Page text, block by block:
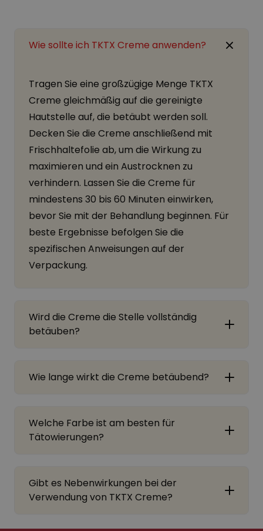
Wie sollte ich TKTX Creme anwenden?
Tragen Sie eine großzügige Menge TKTX
Creme gleichmäßig auf die gereinigte
Hautstelle auf, die betäubt werden soll.
Decken Sie die Creme anschließend mit
Frischhaltefolie ab, um die Wirkung zu
maximieren und ein Austrocknen zu
verhindern. Lassen Sie die Creme für
mindestens 30 bis 60 Minuten einwirken,
bevor Sie mit der Behandlung beginnen. Für
beste Ergebnisse befolgen Sie die
spezifischen Anweisungen auf der
Verpackung.
Wird die Creme die Stelle vollständig
betäuben?
Wie lange wirkt die Creme betäubend?
Welche Farbe ist am besten für
Tätowierungen?
Gibt es Nebenwirkungen bei der
Verwendung von TKTX Creme?